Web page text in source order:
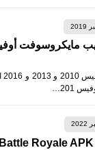
201…